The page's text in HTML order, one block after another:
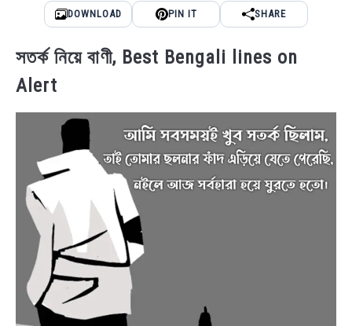
DOWNLOAD PIN IT SHARE
সতর্ক নিয়ে বাণী, Best Bengali lines on
Alert